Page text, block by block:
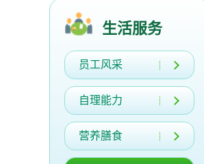
生活服务
员工风采
自理能力
营养膳食